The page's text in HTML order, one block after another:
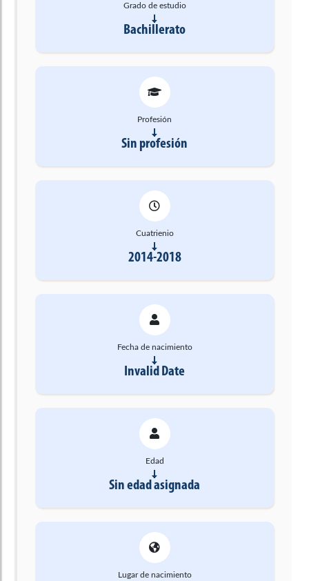
Grado de estudio
Bachillerato
Profesión
Sin profesión
Cuatrienio
2014-2018
Fecha de nacimiento
Invalid Date
Edad
Sin edad asignada
Lugar de nacimiento